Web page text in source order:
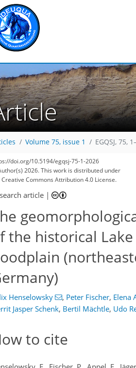
Volume 75, issue 1 EGQSJ, 75,
doi.org/10.5194/egqsj-75-1-2026
2026. This work is distributed under
Commons Attribution 4.0 License.
article |
the historical
Henselowsky , Peter Fischer, Elena
Jasper Schenk, Bertil Mächtle, Udo
to cite